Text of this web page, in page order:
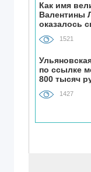
06.08, 15:59
На здании
появилась
честь
06.08, 15:29
Прокурор
нарушения в
Как имя
Валентины
оказалось
областью
1521
по ссылке
800 тысяч
1427